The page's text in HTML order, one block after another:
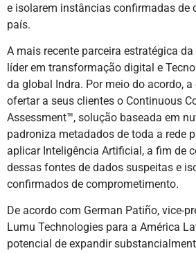
e isolarem instâncias confirmadas de
país.
A mais recente parceira estratégica
líder em transformação digital e
da global Indra. Por meio do acordo, a
ofertar a seus clientes o Continuous
Assessment™, solução baseada em
padroniza metadados de toda a rede
aplicar Inteligência Artificial, a fim de
dessas fontes de dados suspeitas e
confirmados de comprometimento.
De acordo com German Patiño, vice-
Lumu Technologies para a América
potencial de expandir